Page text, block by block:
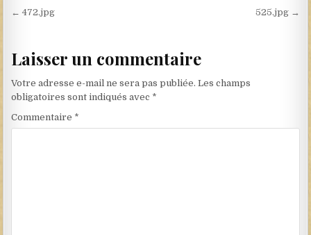
Navigation de l’article
← 472.jpg 525.jpg →
Laisser un commentaire
Votre adresse e-mail ne sera pas publiée. Les champs
obligatoires sont indiqués avec *
Commentaire *